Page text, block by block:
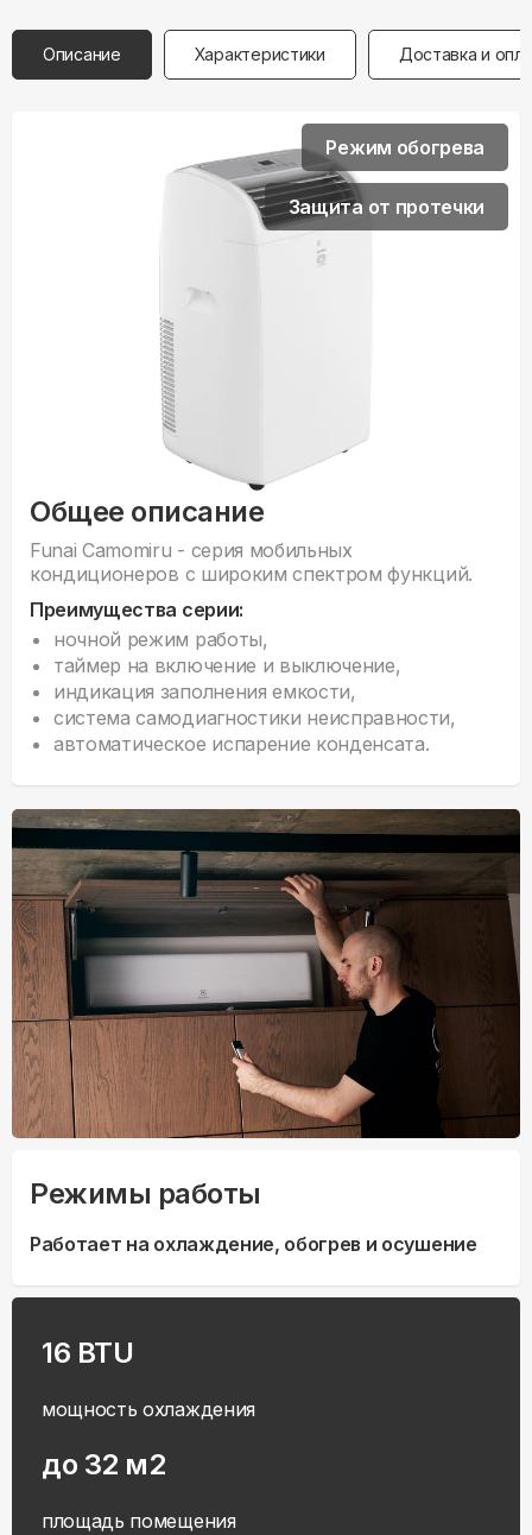
Описание Характеристики Доставка и
Общее описание
Funai Camomiru - серия мобильных
кондиционеров с широким спектром функций.
Преимущества серии:
ночной режим работы,
таймер на включение и выключение,
индикация заполнения емкости,
система самодиагностики неисправности,
автоматическое испарение конденсата.
Режим обогрева
Защита от протечки
Режимы работы
Работает на охлаждение, обогрев и осушение
16 BTU
мощность охлаждения
до 32 м2
площадь помещения